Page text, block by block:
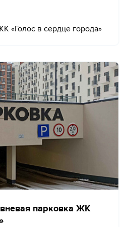
«Голос в сердце города»
парковка ЖК